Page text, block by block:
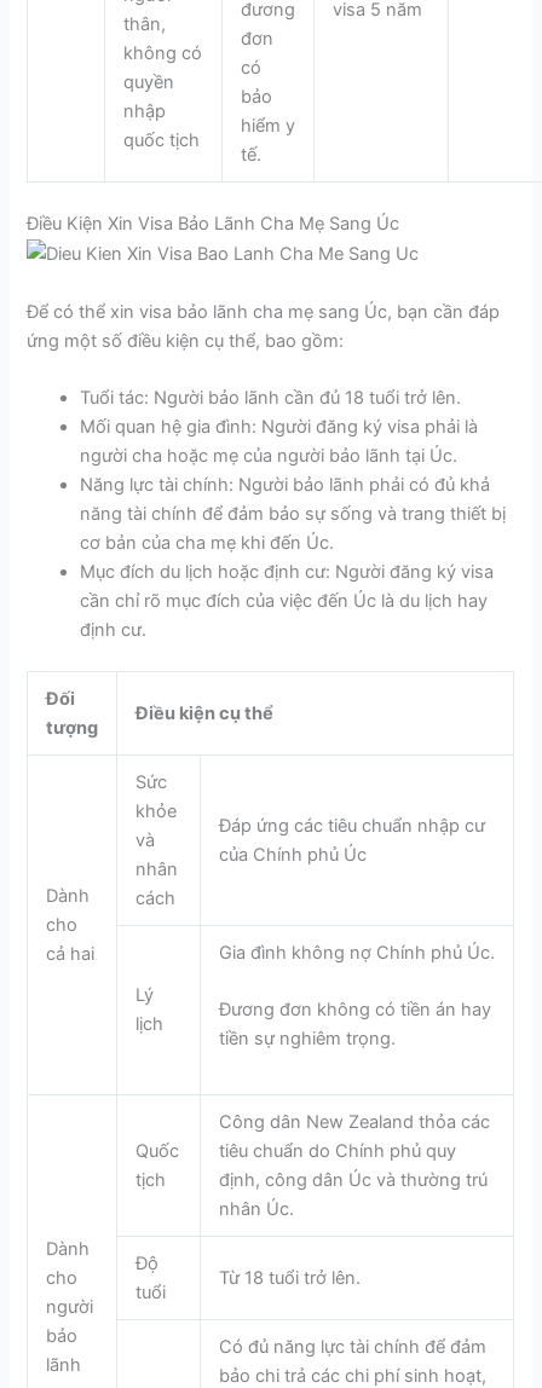
thân,
không có
quyền
nhập
quốc tịch
đương
đơn
có
bảo
hiểm y
tế.
visa 5 năm
Điều Kiện Xin Visa Bảo Lãnh Cha Mẹ Sang Úc
Để có thể xin visa bảo lãnh cha mẹ sang Úc, bạn cần đáp
ứng một số điều kiện cụ thể, bao gồm:
Tuổi tác: Người bảo lãnh cần đủ 18 tuổi trở lên.
Mối quan hệ gia đình: Người đăng ký visa phải là
người cha hoặc mẹ của người bảo lãnh tại Úc.
Năng lực tài chính: Người bảo lãnh phải có đủ khả
năng tài chính để đảm bảo sự sống và trang thiết bị
cơ bản của cha mẹ khi đến Úc.
Mục đích du lịch hoặc định cư: Người đăng ký visa
cần chỉ rõ mục đích của việc đến Úc là du lịch hay
định cư.
Đối
tượng
Điều kiện cụ thể
Dành
cho
cả hai
Sức
khỏe
và
nhân
cách
Đáp ứng các tiêu chuẩn nhập cư
của Chính phủ Úc
Lý
lịch
Gia đình không nợ Chính phủ Úc.
Đương đơn không có tiền án hay
tiền sự nghiêm trọng.
Dành
cho
người
bảo
lãnh
Quốc
tịch
Công dân New Zealand thỏa các
tiêu chuẩn do Chính phủ quy
định, công dân Úc và thường trú
nhân Úc.
Độ
tuổi
Từ 18 tuổi trở lên.
Có đủ năng lực tài chính để đảm
bảo chi trả các chi phí sinh hoạt,